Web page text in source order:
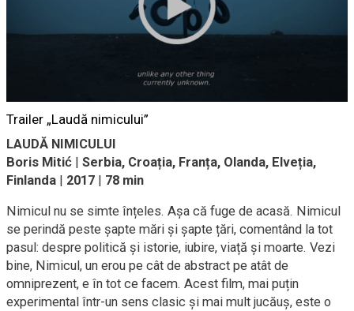
Trailer „Laudă nimicului”
LAUDĂ NIMICULUI
Boris Mitić
Serbia, Croația, Franța, Olanda, Elveția,
Finlanda
2017 78 min
Nimicul nu se simte înțeles. Așa că fuge de acasă. Nimicul
se perindă peste șapte mări și șapte țări, comentând la tot
pasul: despre politică și istorie, iubire, viață și moarte. Vezi
bine, Nimicul, un erou pe cât de abstract pe atât de
omniprezent, e în tot ce facem. Acest film, mai puțin
experimental într-un sens clasic și mai mult jucăuș, este o